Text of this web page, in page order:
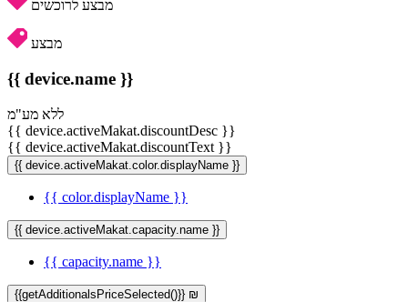
מבצע לרוכשים
מבצע
{{ device.name }}
ללא מע"מ
{{ device.activeMakat.discountDesc }}
{{ device.activeMakat.discountText }}
{{ device.activeMakat.color.displayName }}
{{ color.displayName }}
{{ device.activeMakat.capacity.name }}
{{ capacity.name }}
{{getAdditionalsPriceSelected()}} ₪